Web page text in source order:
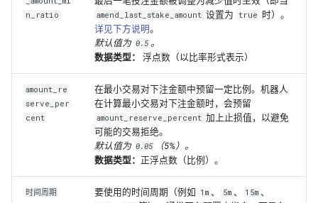
n_ratio
amend_last_stake_amount 设置为 true 时）。
详见下方说明。
默认值为 0.5 。
数据类型：
浮点数（以比率形式表示）
amount_re
serve_per
cent
在最小交易对下注金额中预留一定比例。机器人
在计算最小交易对下注金额时，会预留
amount_reserve_percent 加上止损值，以避免
可能的交易拒绝。
默认值为 0.05
（5%）。
数据类型： 正浮点数（比例）。
时间周期 要使用的时间周期（例如 1m 、 5m 、 15m 、